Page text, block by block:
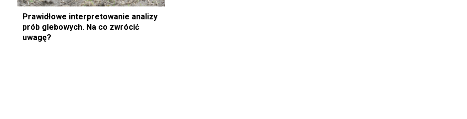
Prawidłowe interpretowanie analizy
prób glebowych. Na co zwrócić
uwagę?